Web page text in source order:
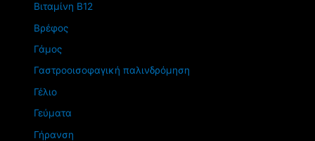
Βιταμίνη Β12
Βρέφος
Γάμος
Γαστροοισοφαγική παλινδρόμηση
Γέλιο
Γεύματα
Γήρανση